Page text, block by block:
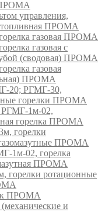
ПРОМА
управления,
ПРОМА
газовая ПРОМА
газовая с
(сводовая) ПРОМА
газовая
ПРОМА
20; РГМГ-30,
горелки ПРОМА
1м-02,
горелка ПРОМА
горелки
ПРОМА
1м-02, горелка
ПРОМА
горелки ротационные
ПРОМА
и